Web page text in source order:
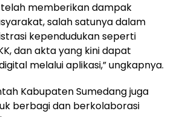
telah memberikan dampak
salah satunya dalam
kependudukan seperti
dan akta yang kini dapat
melalui aplikasi,” ungkapnya.
Kabupaten Sumedang juga
berbagi dan berkolaborasi